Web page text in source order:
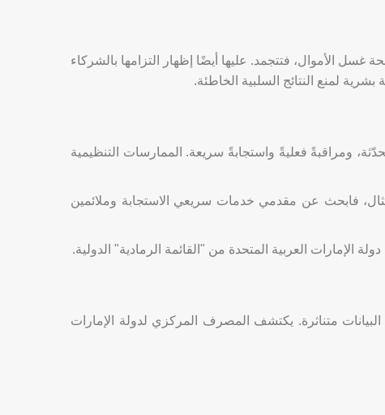
غسل الأموال، فتتجمد. عليها أيضًا إظهار التزامها بالشركاء
لمنع النتائج السلبية الخاطئة.
ومراقبةً فعليةً واستجابةً سريعة. الممارسات التنظيمية
فابحث عن مقدمي خدمات سريعي الاستجابة وملائمين
متناثرة. يكتشف المصرف المركزي لدولة الإمارات